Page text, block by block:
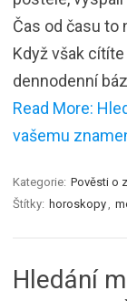
Čas od času to
Když však
dennodenní
Read More:
vašemu
Kategorie: Pověsti o
Štítky: horoskopy
Hledání